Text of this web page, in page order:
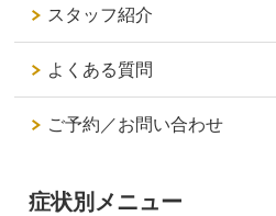
スタッフ紹介
よくある質問
ご予約／お問い合わせ
症状別メニュー